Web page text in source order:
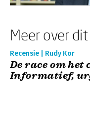
Meer over
Recensie | Rudy Kor
De race om
Informatief,